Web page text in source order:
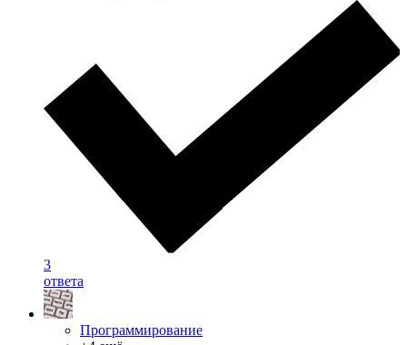
3
ответа
Программирование